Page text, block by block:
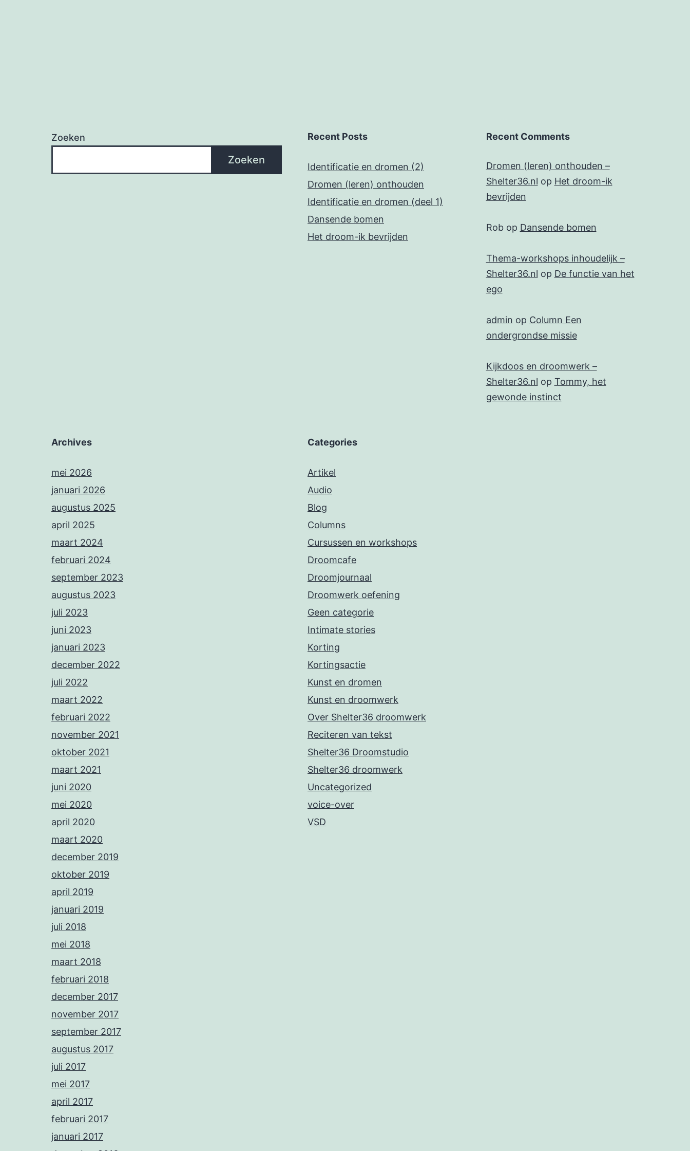
Zoeken
Zoeken
Recent Posts
Identificatie en dromen (2)
Dromen (leren) onthouden
Identificatie en dromen (deel 1)
Dansende bomen
Het droom-ik bevrijden
Recent Comments
Dromen (leren) onthouden –
Shelter36.nl op Het droom-ik
bevrijden
Robop Dansende bomen
Thema-workshops inhoudelijk –
Shelter36.nl op De functie van het
ego
admin op Column Een
ondergrondse missie
Kijkdoos en droomwerk –
Shelter36.nl op Tommy, het
gewonde instinct
Archives
mei 2026
januari 2026
augustus 2025
april 2025
maart 2024
februari 2024
september 2023
augustus 2023
juli 2023
juni 2023
januari 2023
december 2022
juli 2022
maart 2022
februari 2022
november 2021
oktober 2021
maart 2021
juni 2020
mei 2020
april 2020
maart 2020
december 2019
oktober 2019
april 2019
januari 2019
juli 2018
mei 2018
maart 2018
februari 2018
december 2017
november 2017
september 2017
augustus 2017
juli 2017
mei 2017
april 2017
februari 2017
januari 2017
Categories
Artikel
Audio
Blog
Columns
Cursussen en workshops
Droomcafe
Droomjournaal
Droomwerk oefening
Geen categorie
Intimate stories
Korting
Kortingsactie
Kunst en dromen
Kunst en droomwerk
Over Shelter36 droomwerk
Reciteren van tekst
Shelter36 Droomstudio
Shelter36 droomwerk
Uncategorized
voice-over
VSD